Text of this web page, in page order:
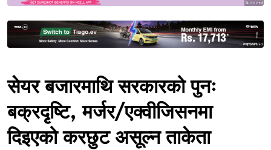
Sponsored
Sponsored
सेयर बजारमाथि सरकारको पुनः
बक्रदृृष्टि, मर्जर/एक्वीजिसनमा
दिइएको करछुट असूल्न ताकेता